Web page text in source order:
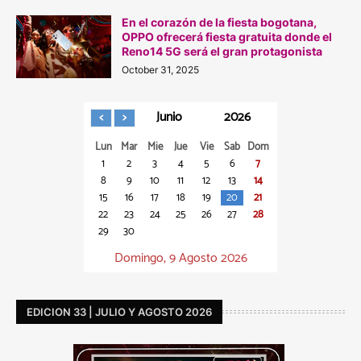
En el corazón de la fiesta bogotana,
OPPO ofrecerá fiesta gratuita donde el
Reno14 5G será el gran protagonista
October 31, 2025
Junio 2026
Lun Mar Mie Jue Vie Sab Dom
1
2 3 4 5 6
7
8
9 10 11 12 13
14
15
16 17 18 19 20
21
22
23 24 25 26 27
28
29
30
Domingo, 9 Agosto 2026
EDICION 33 | JULIO Y AGOSTO 2026